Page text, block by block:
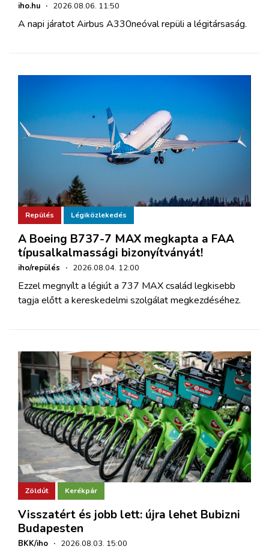
iho.hu · 2026.08.06. 11:50
A napi járatot Airbus A330neóval repüli a légitársaság.
Repülés Légiközlekedés
A Boeing B737-7 MAX megkapta a FAA
típusalkalmassági bizonyítványát!
iho/repülés · 2026.08.04. 12:00
Ezzel megnyílt a légiút a 737 MAX család legkisebb
tagja előtt a kereskedelmi szolgálat megkezdéséhez.
Zöldút Kerékpár
Visszatért és jobb lett: újra lehet Bubizni
Budapesten
BKK/iho · 2026.08.03. 15:00